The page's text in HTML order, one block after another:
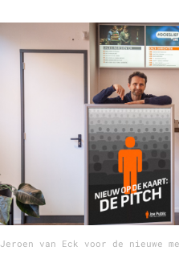
9 sept: GenAI-training
12 nov: MarketingLive!
Adverteren
Events
Jeroen van Eck voor de nieuwe